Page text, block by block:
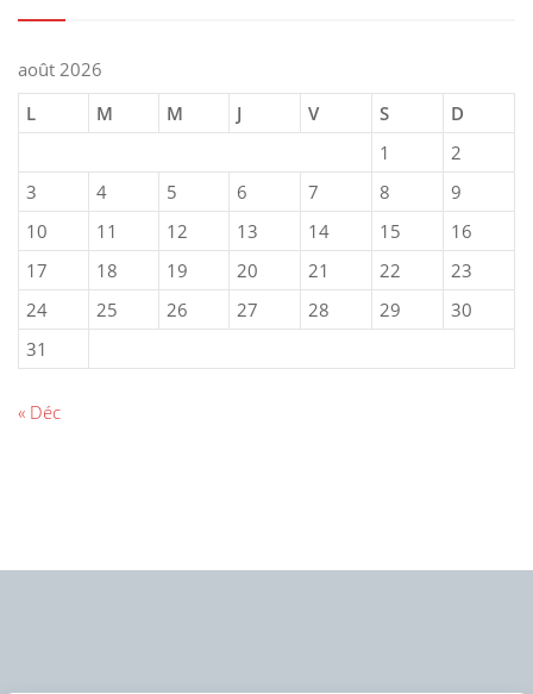
août 2026
L
M M J V S
D
1
2
3
4 5 6 7 8
9
10
11 12 13 14 15
16
17
18 19 20 21 22
23
24
25 26 27 28 29
30
31
« Déc